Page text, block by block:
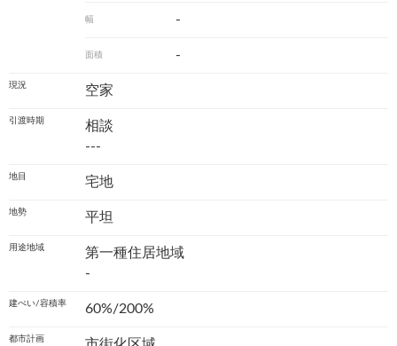
幅 -
面積 -
現況 空家
引渡時期
相談
---
地目 宅地
地勢 平坦
用途地域
第一種住居地域
-
建ぺい/容積率 60%/200%
都市計画